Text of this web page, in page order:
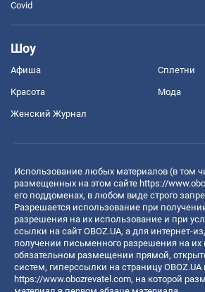
Covid
Шоу
Афиша Сплетни
Красота Мода
Женский Журнал
Использование любых материалов (в том
размещенных на этом сайте https://
его поддоменах, в любом виде строго
Разрешается использование при
разрешения на их использование и при
ссылки на сайт OBOZ.UA, а для интернет-
получении письменного разрешения на их
обязательном размещении прямой,
систем, гиперссылки на страницу
https://www.obozrevatel.com, на которой